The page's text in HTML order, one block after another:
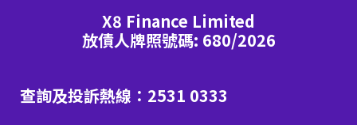
X8 Finance Limited
放債人牌照號碼: 680/2026
查詢及投訴熱線：2531 0333